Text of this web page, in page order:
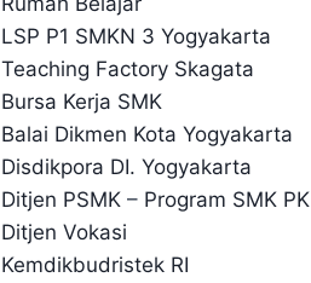
LSP P1 SMKN 3 Yogyakarta
Teaching Factory Skagata
Bursa Kerja SMK
Balai Dikmen Kota Yogyakarta
Disdikpora DI. Yogyakarta
Ditjen PSMK– Program SMK PK
Ditjen Vokasi
Kemdikbudristek RI